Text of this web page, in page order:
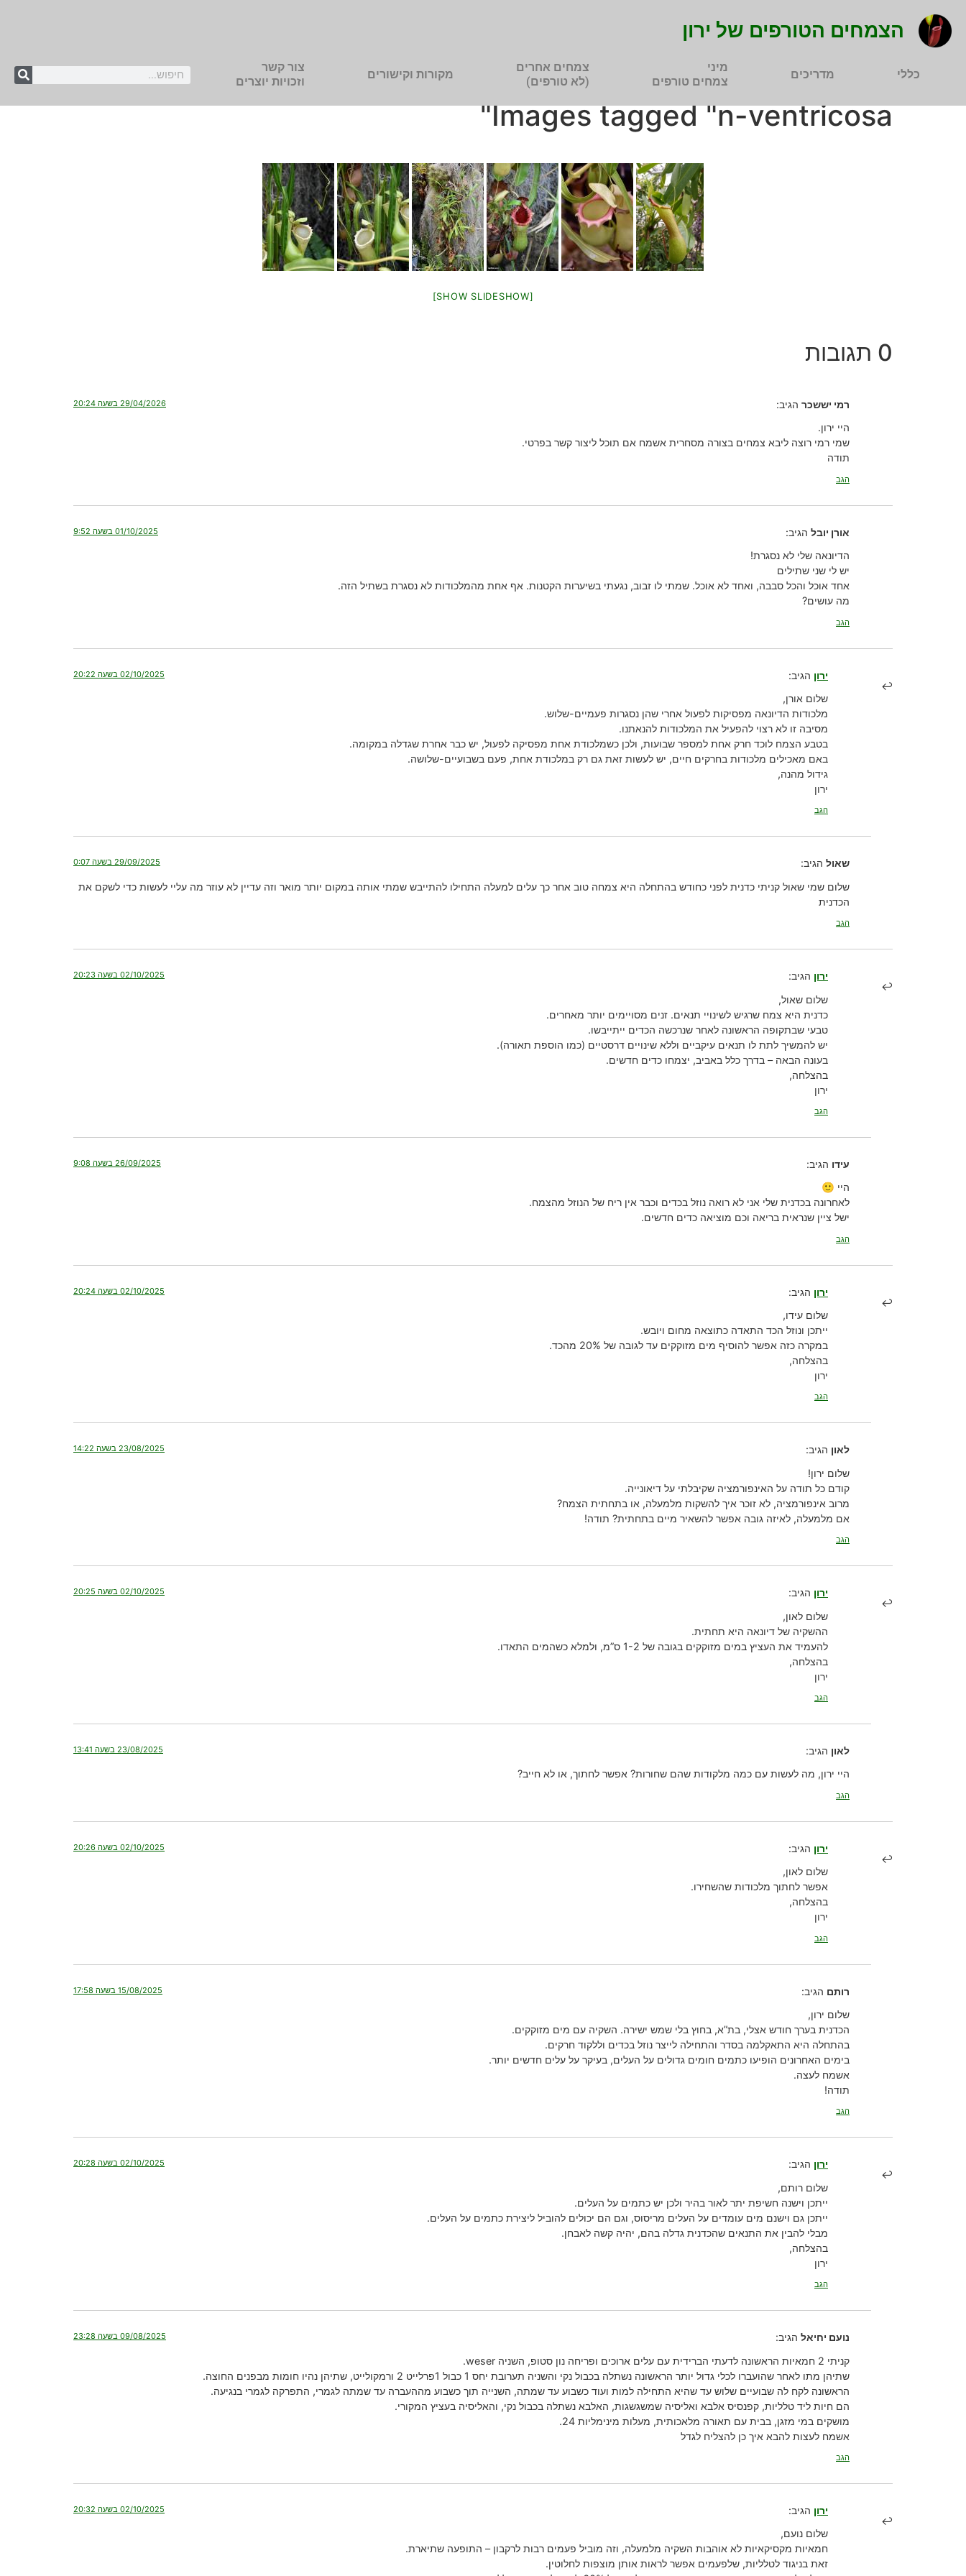
הצמחים הטורפים של ירון
כללי מדריכים
מיני
צמחים טורפים
צמחים אחרים
(לא טורפים)
מקורות וקישורים
צור קשר
וזכויות יוצרים
Images tagged "n-ventricosa"
[SHOW SLIDESHOW]
0 תגובות
רמי יששכר הגיב: 29/04/2026 בשעה 20:24
היי ירון.
שמי רמי רוצה ליבא צמחים בצורה מסחרית אשמח אם תוכל ליצור קשר בפרטי.
תודה
הגב
אורן יובל הגיב: 01/10/2025 בשעה 9:52
הדיונאה שלי לא נסגרת!
יש לי שני שתילים
אחד אוכל והכל סבבה, ואחד לא אוכל. שמתי לו זבוב, נגעתי בשיערות הקטנות. אף אחת מהמלכודות לא נסגרת בשתיל הזה.
מה עושים?
הגב
ירון הגיב: 02/10/2025 בשעה 20:22
שלום אורן,
מלכודות הדיונאה מפסיקות לפעול אחרי שהן נסגרות פעמיים-שלוש.
מסיבה זו לא רצוי להפעיל את המלכודות להנאתנו.
בטבע הצמח לוכד חרק אחת למספר שבועות, ולכן כשמלכודת אחת מפסיקה לפעול, יש כבר אחרת שגדלה במקומה.
באם מאכילים מלכודות בחרקים חיים, יש לעשות זאת גם רק במלכודת אחת, פעם בשבועיים-שלושה.
גידול מהנה,
ירון
הגב
שאול הגיב: 29/09/2025 בשעה 0:07
שלום שמי שאול קניתי כדנית לפני כחודש בהתחלה היא צמחה טוב אחר כך עלים למעלה התחילו להתייבש שמתי אותה במקום יותר מואר וזה עדיין לא עוזר מה עליי לעשות כדי לשקם את
הכדנית
הגב
ירון הגיב: 02/10/2025 בשעה 20:23
שלום שאול,
כדנית היא צמח שרגיש לשינויי תנאים. זנים מסויימים יותר מאחרים.
טבעי שבתקופה הראשונה לאחר שנרכשה הכדים ייתייבשו.
יש להמשיך לתת לו תנאים עיקביים וללא שינויים דרסטיים (כמו הוספת תאורה).
בעונה הבאה – בדרך כלל באביב, יצמחו כדים חדשים.
בהצלחה,
ירון
הגב
עידו הגיב: 26/09/2025 בשעה 9:08
היי 🙂
לאחרונה בכדנית שלי אני לא רואה נוזל בכדים וכבר אין ריח של הנוזל מהצמח.
ישל ציין שנראית בריאה וכם מוציאה כדים חדשים.
הגב
ירון הגיב: 02/10/2025 בשעה 20:24
שלום עידו,
ייתכן ונוזל הכד התאדה כתוצאה מחום ויובש.
במקרה כזה אפשר להוסיף מים מזוקקים עד לגובה של 20% מהכד.
בהצלחה,
ירון
הגב
לאון הגיב: 23/08/2025 בשעה 14:22
שלום ירון!
קודם כל תודה על האינפורמציה שקיבלתי על דיאונייה.
מרוב אינפורמציה, לא זוכר איך להשקות מלמעלה, או בתחתית הצמח?
אם מלמעלה, לאיזה גובה אפשר להשאיר מיים בתחתית? תודה!
הגב
ירון הגיב: 02/10/2025 בשעה 20:25
שלום לאון,
ההשקיה של דיונאה היא תחתית.
להעמיד את העציץ במים מזוקקים בגובה של 1-2 ס”מ, ולמלא כשהמים התאדו.
בהצלחה,
ירון
הגב
לאון הגיב: 23/08/2025 בשעה 13:41
היי ירון, מה לעשות עם כמה מלקודות שהם שחורות? אפשר לחתוך, או לא חייב?
הגב
ירון הגיב: 02/10/2025 בשעה 20:26
שלום לאון,
אפשר לחתוך מלכודות שהשחירו.
בהצלחה,
ירון
הגב
רותם הגיב: 15/08/2025 בשעה 17:58
שלום ירון,
הכדנית בערך חודש אצלי, בת”א, בחוץ בלי שמש ישירה. השקיה עם מים מזוקקים.
בהתחלה היא התאקלמה בסדר והתחילה לייצר נוזל בכדים וללקוד חרקים.
בימים האחרונים הופיעו כתמים חומים גדולים על העלים, בעיקר על עלים חדשים יותר.
אשמח לעצה.
תודה!
הגב
ירון הגיב: 02/10/2025 בשעה 20:28
שלום רותם,
ייתכן וישנה חשיפת יתר לאור בהיר ולכן יש כתמים על העלים.
ייתכן גם וישנם מים עומדים על העלים מריסוס, וגם הם יכולים להוביל ליצירת כתמים על העלים.
מבלי להבין את התנאים שהכדנית גדלה בהם, יהיה קשה לאבחן.
בהצלחה,
ירון
הגב
נועם יחיאל הגיב: 09/08/2025 בשעה 23:28
קניתי 2 חמאיות הראשונה לדעתי הברידית עם עלים ארוכים ופריחה נון סטופ, השניה weser.
שתיהן מתו לאחר שהועברו לכלי גדול יותר הראשונה נשתלה בכבול נקי והשניה תערובת יחס 1 כבול 1פרלייט 2 ורמקולייט, שתיהן נהיו חומות מבפנים החוצה.
הראשונה לקח לה שבועיים שלוש עד שהיא התחילה למות ועוד כשבוע עד שמתה, השנייה תוך כשבוע מההעברה עד שמתה לגמרי, התפרקה לגמרי בנגיעה.
הם חיות ליד טלליות, קפנסיס אלבא ואליסיה שמשגשגות, האלבא נשתלה בכבול נקי, והאליסיה בעציץ המקורי.
מושקים במי מזגן, בבית עם תאורה מלאכותית, מעלות מינימליות 24.
אשמח לעצות להבא איך כן להצליח לגדל
הגב
ירון הגיב: 02/10/2025 בשעה 20:32
שלום נועם,
חמאיות מקסיקאיות לא אוהבות השקיה מלמעלה, וזה מוביל פעמים רבות לרקבון – התופעה שתיארת.
זאת בניגוד לטלליות, שלפעמים אפשר לראות אותן מוצפות לחלוטין.